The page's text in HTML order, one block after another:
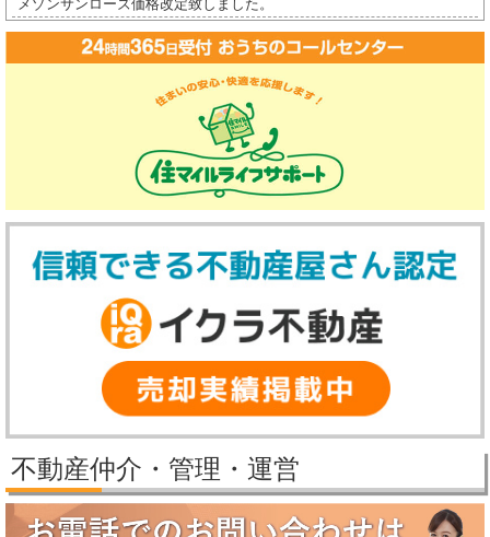
は
メゾンサンローズ価格改定致しました。
2026/3/16
ジオ茅ヶ崎フレシアご成約になりました。
ジオ茅ヶ崎フレシア価格改定しました。
プレイスヴィラ喜多見成約になりました。
賃貸物件公開しました。
2025年冬季休業のお知らせ（12月27日～1月5日）
す。
【冬季休業期間】
休業期間中にいただいたお問い合わせ等につきましては、2026年1月6
日（火）より順次対応させていただきます。
パレステージ日吉さくらが丘価格改定しました。
新規物件公開しました。
2025/9/29
パレステージ日吉さくらが丘価格改定しました。
2025/9/5
賃貸物件公開しました。
2025/8/5
不動産仲介・管理・運営